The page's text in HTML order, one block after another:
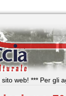
web! *** Per gli